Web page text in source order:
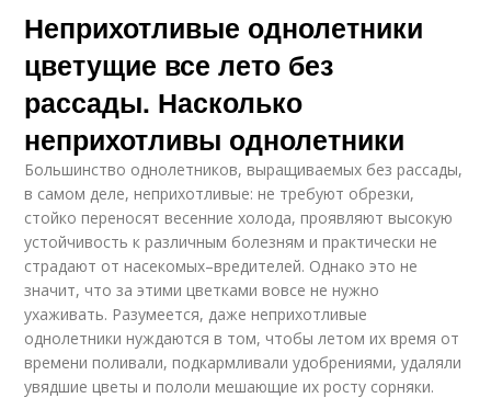
Неприхотливые однолетники
цветущие все лето без
рассады. Насколько
неприхотливы однолетники
Большинство однолетников, выращиваемых без рассады,
в самом деле, неприхотливые: не требуют обрезки,
стойко переносят весенние холода, проявляют высокую
устойчивость к различным болезням и практически не
страдают от насекомых–вредителей. Однако это не
значит, что за этими цветками вовсе не нужно
ухаживать. Разумеется, даже неприхотливые
однолетники нуждаются в том, чтобы летом их время от
времени поливали, подкармливали удобрениями, удаляли
увядшие цветы и пололи мешающие их росту сорняки.